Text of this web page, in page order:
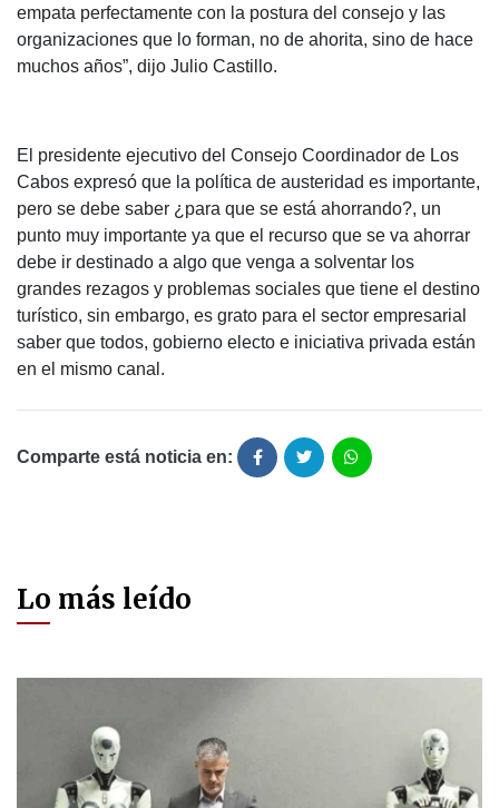
empata perfectamente con la postura del consejo y las
organizaciones que lo forman, no de ahorita, sino de hace
muchos años”, dijo Julio Castillo.
El presidente ejecutivo del Consejo Coordinador de Los
Cabos expresó que la política de austeridad es importante,
pero se debe saber ¿para que se está ahorrando?, un
punto muy importante ya que el recurso que se va ahorrar
debe ir destinado a algo que venga a solventar los
grandes rezagos y problemas sociales que tiene el destino
turístico, sin embargo, es grato para el sector empresarial
saber que todos, gobierno electo e iniciativa privada están
en el mismo canal.
Comparte está noticia en:
Lo más leído